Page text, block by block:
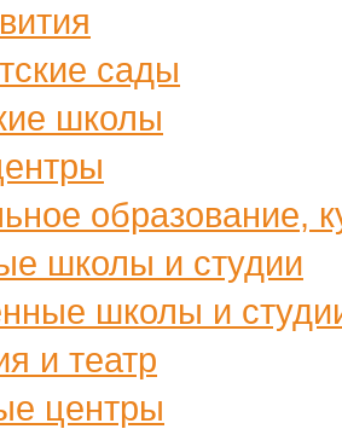
сады
школы
образование,
школы и студии
школы и
и театр
центры